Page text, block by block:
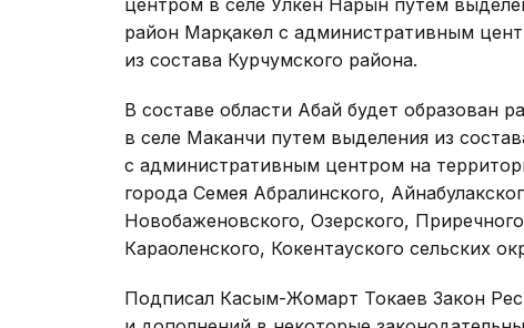
центром в селе Улкен Нарын путем
район Марқакөл с административным
из состава Курчумского района.
В составе области Абай будет
в селе Маканчи путем выделения из
с административным центром на
города Семея Абралинского,
Новобаженовского, Озерского,
Караоленского, Кокентауского сельских
Подписал Касым-Жомарт Токаев Закон